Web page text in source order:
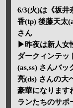
6/3(火)は《坂井
香(tp) 後藤天太
さん
▶昨夜は新人女
ダークィンテッ
(as,ss) さんバ
亮(ds) さんの大
豪華になります
ランたちのサポ